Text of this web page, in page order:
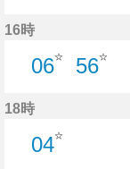
16時
06☆
56☆
18時
04☆